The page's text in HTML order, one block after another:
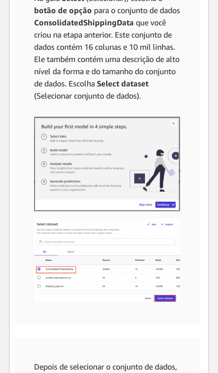
botão de opção para o conjunto de dados
ConsolidatedShippingData que você
criou na etapa anterior. Este conjunto de
dados contém 16 colunas e 10 mil linhas.
Ele também contém uma descrição de alto
nível da forma e do tamanho do conjunto
de dados. Escolha Select dataset
(Selecionar conjunto de dados).
Depois de selecionar o conjunto de dados,